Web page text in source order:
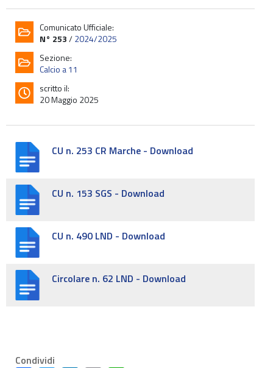
Comunicato Ufficiale:
N° 253/2024/2025
Sezione:
Calcio a 11
scritto il:
20 Maggio 2025
CU n. 253 CR Marche - Download
CU n. 153 SGS - Download
CU n. 490 LND - Download
Circolare n. 62 LND - Download
Condividi